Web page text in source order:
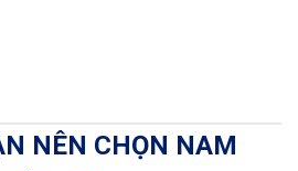
NÊN CHỌN NAM